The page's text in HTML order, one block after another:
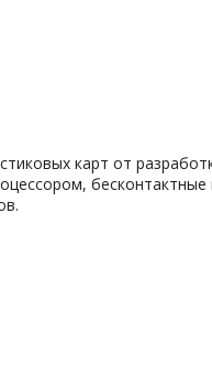
карт от